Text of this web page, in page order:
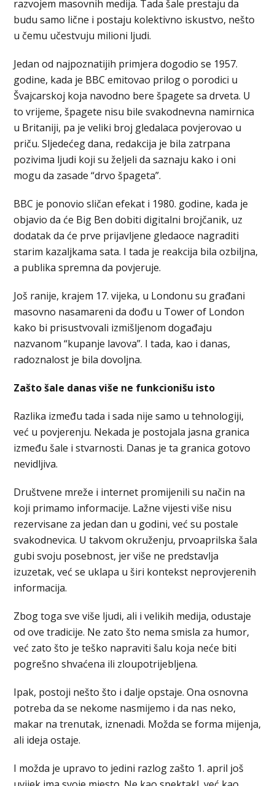
razvojem masovnih medija. Tada šale prestaju da
budu samo lične i postaju kolektivno iskustvo, nešto
u čemu učestvuju milioni ljudi.
Jedan od najpoznatijih primjera dogodio se 1957.
godine, kada je BBC emitovao prilog o porodici u
Švajcarskoj koja navodno bere špagete sa drveta. U
to vrijeme, špagete nisu bile svakodnevna namirnica
u Britaniji, pa je veliki broj gledalaca povjerovao u
priču. Sljedećeg dana, redakcija je bila zatrpana
pozivima ljudi koji su željeli da saznaju kako i oni
mogu da zasade “drvo špageta”.
BBC je ponovio sličan efekat i 1980. godine, kada je
objavio da će Big Ben dobiti digitalni brojčanik, uz
dodatak da će prve prijavljene gledaoce nagraditi
starim kazaljkama sata. I tada je reakcija bila ozbiljna,
a publika spremna da povjeruje.
Još ranije, krajem 17. vijeka, u Londonu su građani
masovno nasamareni da dođu u Tower of London
kako bi prisustvovali izmišljenom događaju
nazvanom “kupanje lavova”. I tada, kao i danas,
radoznalost je bila dovoljna.
Zašto šale danas više ne funkcionišu isto
Razlika između tada i sada nije samo u tehnologiji,
već u povjerenju. Nekada je postojala jasna granica
između šale i stvarnosti. Danas je ta granica gotovo
nevidljiva.
Društvene mreže i internet promijenili su način na
koji primamo informacije. Lažne vijesti više nisu
rezervisane za jedan dan u godini, već su postale
svakodnevica. U takvom okruženju, prvoaprilska šala
gubi svoju posebnost, jer više ne predstavlja
izuzetak, već se uklapa u širi kontekst neprovjerenih
informacija.
Zbog toga sve više ljudi, ali i velikih medija, odustaje
od ove tradicije. Ne zato što nema smisla za humor,
već zato što je teško napraviti šalu koja neće biti
pogrešno shvaćena ili zloupotrijebljena.
Ipak, postoji nešto što i dalje opstaje. Ona osnovna
potreba da se nekome nasmijemo i da nas neko,
makar na trenutak, iznenadi. Možda se forma mijenja,
ali ideja ostaje.
I možda je upravo to jedini razlog zašto 1. april još